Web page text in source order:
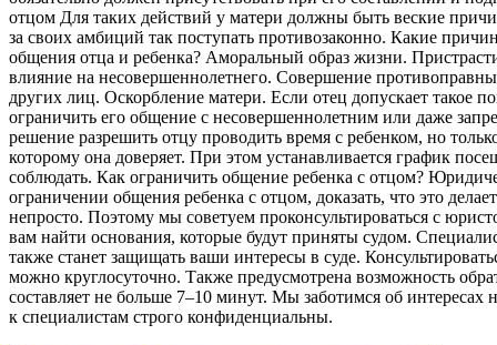
отцом Для таких действий у матери должны быть веские
за своих амбиций так поступать противозаконно. Какие
общения отца и ребенка? Аморальный образ жизни.
влияние на несовершеннолетнего. Совершение
других лиц. Оскорбление матери. Если отец допускает такое
ограничить его общение с несовершеннолетним или даже
решение разрешить отцу проводить время с ребенком, но
которому она доверяет. При этом устанавливается график
соблюдать. Как ограничить общение ребенка с отцом?
ограничении общения ребенка с отцом, доказать, что это
непросто. Поэтому мы советуем проконсультироваться с
вам найти основания, которые будут приняты судом.
также станет защищать ваши интересы в суде.
можно круглосуточно. Также предусмотрена возможность
составляет не больше 7–10 минут. Мы заботимся об
к специалистам строго конфиденциальны.